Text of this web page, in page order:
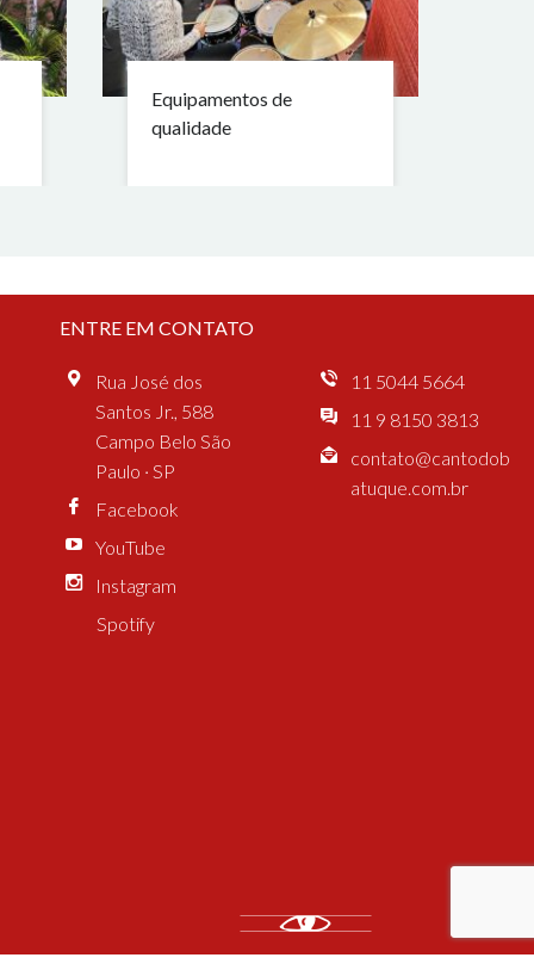
Equipamentos de
qualidade
ENTRE EM CONTATO
Rua José dos
Santos Jr., 588
Campo Belo São
Paulo · SP
Facebook
YouTube
Instagram
Spotify
11 5044 5664
11 9 8150 3813
contato@cantodob
atuque.com.br